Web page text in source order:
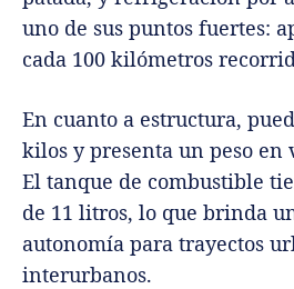
uno de sus puntos fuertes:
cada 100 kilómetros
En cuanto a estructura,
kilos y presenta un peso en
El tanque de combustible
de 11 litros, lo que brinda
autonomía para trayectos
interurbanos.